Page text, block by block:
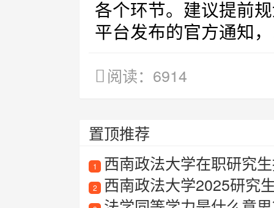
各个环节。建议提前
平台发布的官方通知
阅读：6914
置顶推荐
1 西南政法大学在职研究
2 西南政法大学2025研究